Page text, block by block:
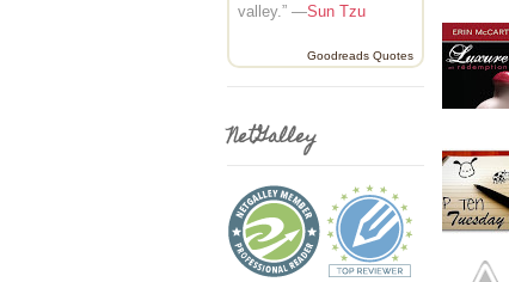
valley.” —Sun Tzu
Goodreads Quotes
NetGalley